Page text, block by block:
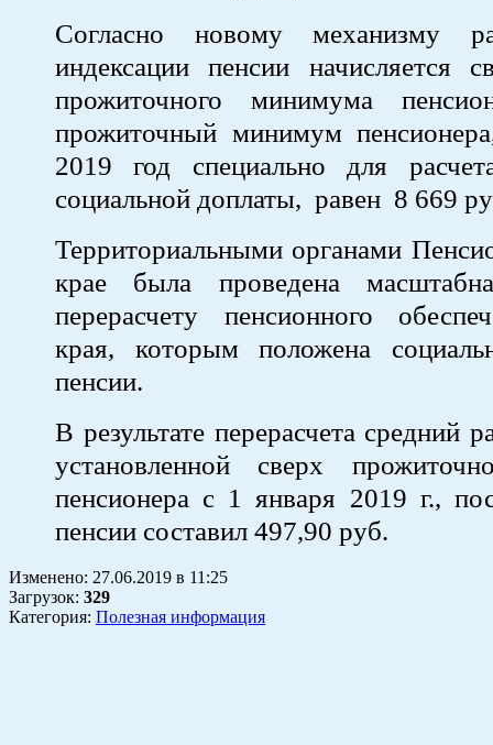
Согласно новому механизму
индексации пенсии начисляется
прожиточного минимума
прожиточный минимум
2019 год специально для
социальной доплаты, равен 8 669
Территориальными органами
крае была проведена
перерасчету пенсионного
края, которым положена
пенсии.
В результате перерасчета средний
установленной сверх
пенсионера с 1 января 2019 г.,
пенсии составил 497,90 руб.
Изменено: 27.06.2019 в 11:25
Загрузок: 329
Категория: Полезная информация